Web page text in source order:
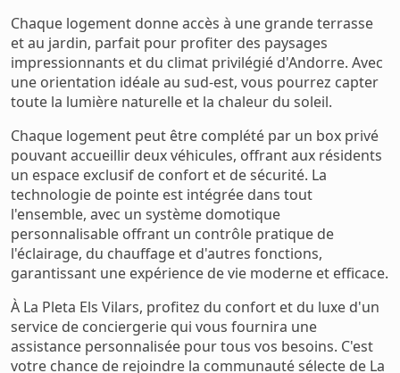
Chaque logement donne accès à une grande terrasse
et au jardin, parfait pour profiter des paysages
impressionnants et du climat privilégié d'Andorre. Avec
une orientation idéale au sud-est, vous pourrez capter
toute la lumière naturelle et la chaleur du soleil.
Chaque logement peut être complété par un box privé
pouvant accueillir deux véhicules, offrant aux résidents
un espace exclusif de confort et de sécurité. La
technologie de pointe est intégrée dans tout
l'ensemble, avec un système domotique
personnalisable offrant un contrôle pratique de
l'éclairage, du chauffage et d'autres fonctions,
garantissant une expérience de vie moderne et efficace.
À La Pleta Els Vilars, profitez du confort et du luxe d'un
service de conciergerie qui vous fournira une
assistance personnalisée pour tous vos besoins. C'est
votre chance de rejoindre la communauté sélecte de La